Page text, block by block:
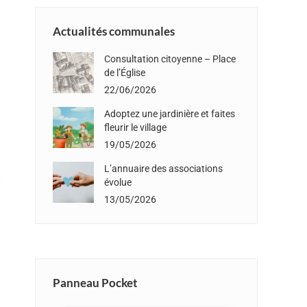
Actualités communales
Consultation citoyenne – Place
de l’Église
22/06/2026
Adoptez une jardinière et faites
fleurir le village
19/05/2026
L’annuaire des associations
évolue
13/05/2026
Panneau Pocket